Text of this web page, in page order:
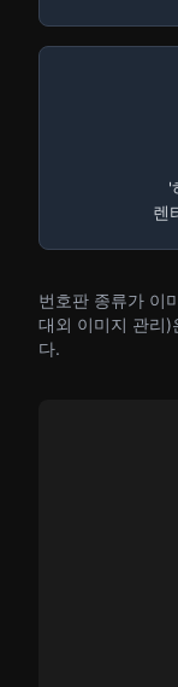
'
렌
번호판 종류가 이
대외 이미지 관리)
다.